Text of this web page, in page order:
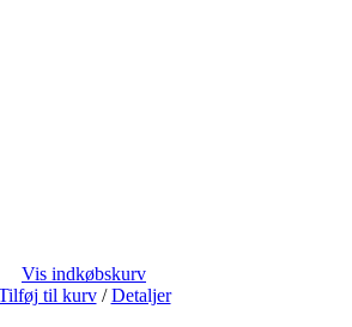
Vis indkøbskurv
til kurv / Detaljer